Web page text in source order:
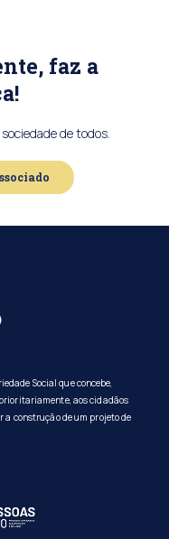
faz a
de todos.
Social que concebe,
aos cidadãos
construção de um projeto de